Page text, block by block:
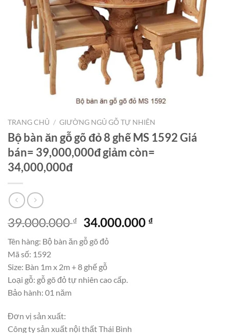
TRANG CHỦ / GIƯỜNG NGỦ GỖ TỰ NHIÊN
Bộ bàn ăn gỗ gõ đỏ 8 ghế MS 1592 Giá
bán= 39,000,000đ giảm còn=
34,000,000đ
39.000.000₫
Giá
gốc
là:
39.000.000 ₫.
34.000.000 ₫Giá
Tên hàng: Bộ bàn ăn gỗ gõ đỏ
Mã số: 1592
Size: Bàn 1m x 2m + 8 ghế gỗ
Loại gỗ: gỗ gõ đỏ tự nhiên cao cấp.
Bảo hành: 01 năm
Đơn vị sản xuất:
Công ty sản xuất nội thất Thái Bình